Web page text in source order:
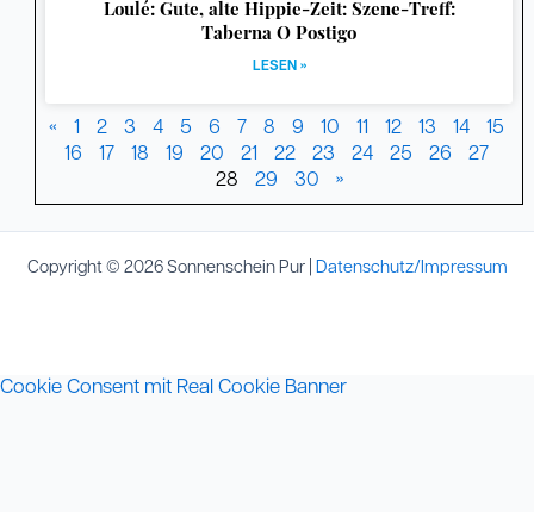
Loulé: Gute, alte Hippie-Zeit: Szene-Treff:
Taberna O Postigo
LESEN »
« 1 2 3 4 5 6 7 8 9 10 11 12 13 14
15
16
17 18 19 20 21 22 23 24 25 26
27
28
29 30 »
Copyright © 2026 Sonnenschein Pur | Datenschutz/Impressum
Cookie Consent mit Real Cookie Banner